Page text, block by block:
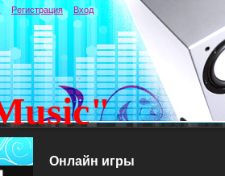
Регистрация Вход
Онлайн игры